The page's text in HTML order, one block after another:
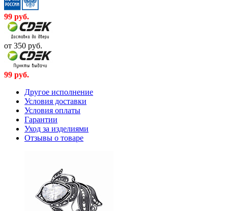
99 руб.
от 350 руб.
99 руб.
Другое исполнение
Условия доставки
Условия оплаты
Гарантии
Уход за изделиями
Отзывы о товаре